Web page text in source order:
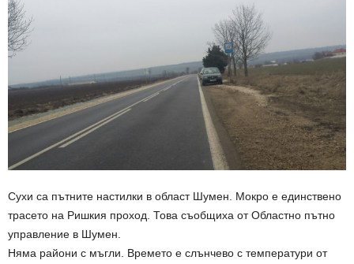
Сухи са пътните настилки в област Шумен. Мокро е единствено
трасето на Ришкия проход. Това съобщиха от Областно пътно
управление в Шумен.
Няма райони с мъгли. Времето е слънчево с температури от